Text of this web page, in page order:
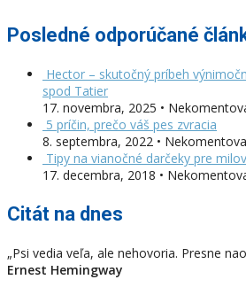
Posledné odporúčané
Hector – skutočný príbeh
spod Tatier
17. novembra, 2025 •
5 príčin, prečo váš pes zvracia
8. septembra, 2022 •
Tipy na vianočné darčeky pre
17. decembra, 2018 •
Citát na dnes
„Psi vedia veľa, ale nehovoria. Presne
Ernest Hemingway